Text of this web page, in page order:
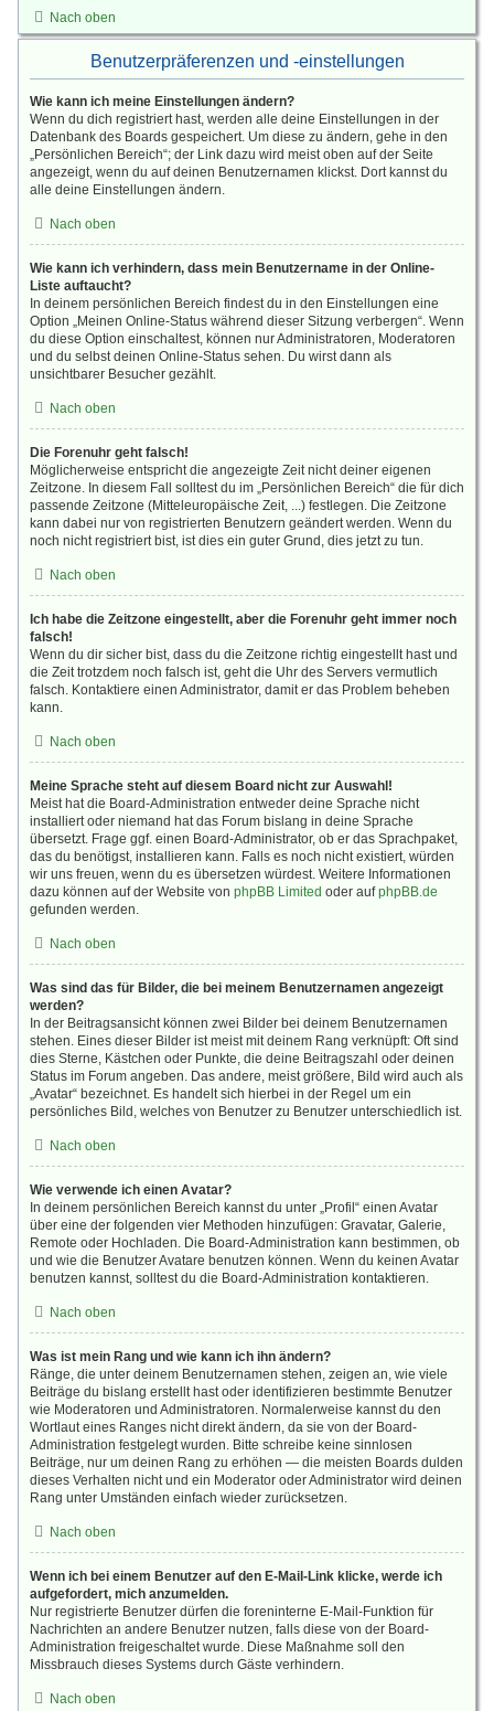
Nach oben
Benutzerpräferenzen und -einstellungen
Wie kann ich meine Einstellungen ändern?
Wenn du dich registriert hast, werden alle deine Einstellungen in der
Datenbank des Boards gespeichert. Um diese zu ändern, gehe in den
„Persönlichen Bereich“; der Link dazu wird meist oben auf der Seite
angezeigt, wenn du auf deinen Benutzernamen klickst. Dort kannst du
alle deine Einstellungen ändern.
Nach oben
Wie kann ich verhindern, dass mein Benutzername in der Online-
Liste auftaucht?
In deinem persönlichen Bereich findest du in den Einstellungen eine
Option „Meinen Online-Status während dieser Sitzung verbergen“. Wenn
du diese Option einschaltest, können nur Administratoren, Moderatoren
und du selbst deinen Online-Status sehen. Du wirst dann als
unsichtbarer Besucher gezählt.
Nach oben
Die Forenuhr geht falsch!
Möglicherweise entspricht die angezeigte Zeit nicht deiner eigenen
Zeitzone. In diesem Fall solltest du im „Persönlichen Bereich“ die für dich
passende Zeitzone (Mitteleuropäische Zeit, ...) festlegen. Die Zeitzone
kann dabei nur von registrierten Benutzern geändert werden. Wenn du
noch nicht registriert bist, ist dies ein guter Grund, dies jetzt zu tun.
Nach oben
Ich habe die Zeitzone eingestellt, aber die Forenuhr geht immer noch
falsch!
Wenn du dir sicher bist, dass du die Zeitzone richtig eingestellt hast und
die Zeit trotzdem noch falsch ist, geht die Uhr des Servers vermutlich
falsch. Kontaktiere einen Administrator, damit er das Problem beheben
kann.
Nach oben
Meine Sprache steht auf diesem Board nicht zur Auswahl!
Meist hat die Board-Administration entweder deine Sprache nicht
installiert oder niemand hat das Forum bislang in deine Sprache
übersetzt. Frage ggf. einen Board-Administrator, ob er das Sprachpaket,
das du benötigst, installieren kann. Falls es noch nicht existiert, würden
wir uns freuen, wenn du es übersetzen würdest. Weitere Informationen
dazu können auf der Website von phpBB Limited oder aufphpBB.de
gefunden werden.
Nach oben
Was sind das für Bilder, die bei meinem Benutzernamen angezeigt
werden?
In der Beitragsansicht können zwei Bilder bei deinem Benutzernamen
stehen. Eines dieser Bilder ist meist mit deinem Rang verknüpft: Oft sind
dies Sterne, Kästchen oder Punkte, die deine Beitragszahl oder deinen
Status im Forum angeben. Das andere, meist größere, Bild wird auch als
„Avatar“ bezeichnet. Es handelt sich hierbei in der Regel um ein
persönliches Bild, welches von Benutzer zu Benutzer unterschiedlich ist.
Nach oben
Wie verwende ich einen Avatar?
In deinem persönlichen Bereich kannst du unter „Profil“ einen Avatar
über eine der folgenden vier Methoden hinzufügen: Gravatar, Galerie,
Remote oder Hochladen. Die Board-Administration kann bestimmen, ob
und wie die Benutzer Avatare benutzen können. Wenn du keinen Avatar
benutzen kannst, solltest du die Board-Administration kontaktieren.
Nach oben
Was ist mein Rang und wie kann ich ihn ändern?
Ränge, die unter deinem Benutzernamen stehen, zeigen an, wie viele
Beiträge du bislang erstellt hast oder identifizieren bestimmte Benutzer
wie Moderatoren und Administratoren. Normalerweise kannst du den
Wortlaut eines Ranges nicht direkt ändern, da sie von der Board-
Administration festgelegt wurden. Bitte schreibe keine sinnlosen
Beiträge, nur um deinen Rang zu erhöhen — die meisten Boards dulden
dieses Verhalten nicht und ein Moderator oder Administrator wird deinen
Rang unter Umständen einfach wieder zurücksetzen.
Nach oben
Wenn ich bei einem Benutzer auf den E-Mail-Link klicke, werde ich
aufgefordert, mich anzumelden.
Nur registrierte Benutzer dürfen die foreninterne E-Mail-Funktion für
Nachrichten an andere Benutzer nutzen, falls diese von der Board-
Administration freigeschaltet wurde. Diese Maßnahme soll den
Missbrauch dieses Systems durch Gäste verhindern.
Nach oben